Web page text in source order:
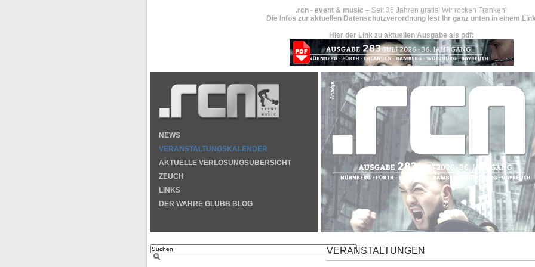
.rcn - event & music – Seit 36 Jahren gratis! Wir rocken Franken!
Die Infos zur aktuellen Datenschutzverordnung lest Ihr ganz unten in einem
Hier der Link zu aktuellen Ausgabe als pdf:
NEWS
VERANSTALTUNGSKALENDER
AKTUELLE VERLOSUNGSÜBERSICHT
ZEUCH
LINKS
DER WAHRE GLUBB BLOG
VERANSTALTUNGEN